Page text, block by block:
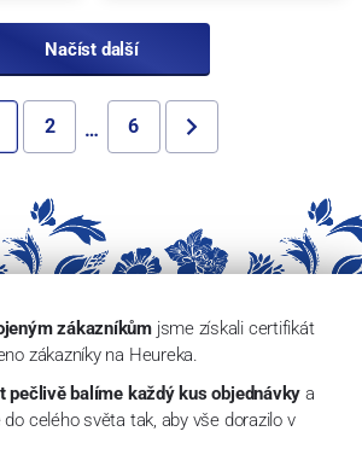
Načíst další
2 … 6
zákazníkům jsme získali certifikát
zákazníky na Heureka.
pečlivě balíme každý kus objednávky a
do celého světa tak, aby vše dorazilo v